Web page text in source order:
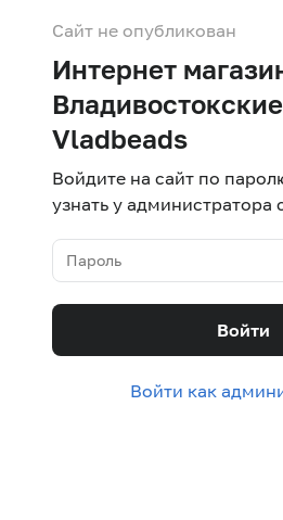
Сайт не опубликован
Интернет
Vladbeads
Войдите на сайт по
узнать у администратора
Войти
Войти как